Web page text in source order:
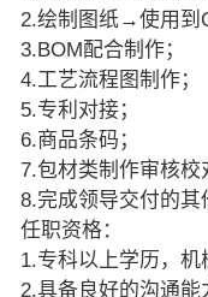
2.绘制图纸→使用到
3.BOM配合制作；
4.工艺流程图制作；
5.专利对接；
6.商品条码；
7.包材类制作审核校
8.完成领导交付的其
任职资格：
1.专科以上学历，机
2.具备良好的沟通能